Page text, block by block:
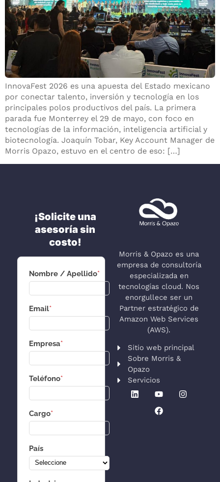
InnovaFest 2026 es una apuesta del Estado mexicano
por conectar talento, inversión y tecnología en los
principales polos productivos del país. La primera
parada fue Monterrey el 29 de mayo, con foco en
tecnologías de la información, inteligencia artificial y
biotecnología. Joaquín Tobar, Key Account Manager de
Morris Opazo, estuvo en el centro de eso: […]
¡Solicite una
asesoría sin
costo!
Nombre / Apellido*
Email*
Empresa*
Teléfono*
Cargo*
País
Morris & Opazo es una
empresa de consultoría
especializada en
tecnologías cloud. Nos
enorgullece ser un
Partner estratégico de
Amazon Web Services
(AWS).
Sitio web principal
Sobre Morris &
Opazo
Servicios